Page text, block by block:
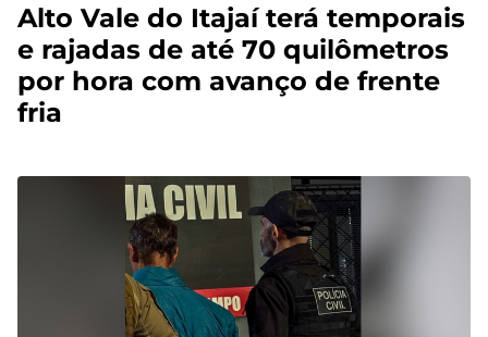
Alto Vale do Itajaí terá temporais
e rajadas de até 70 quilômetros
por hora com avanço de frente
fria